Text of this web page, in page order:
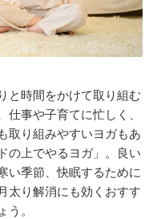
と時間をかけて取り組む
事や子育てに忙しく、
取り組みやすいヨガもあ
の上でやるヨガ」。良い
い季節、快眠するために
太り解消にも効くおすす
う。